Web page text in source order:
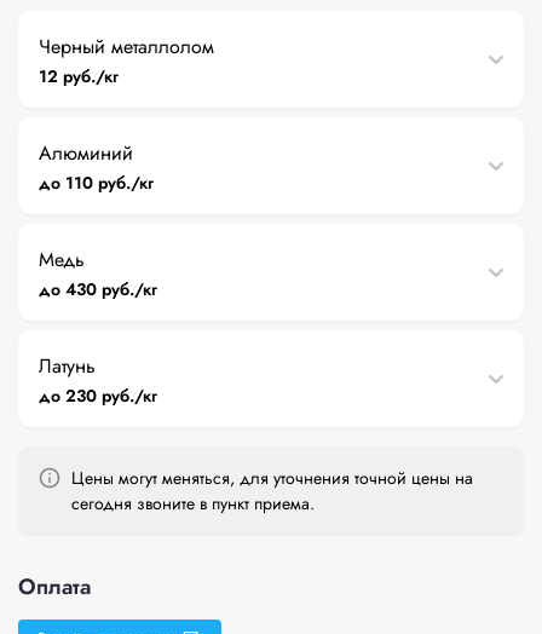
Черный металлолом
12 руб./кг
Алюминий
до 110 руб./кг
Медь
до 430 руб./кг
Латунь
до 230 руб./кг
Цены могут меняться, для уточнения точной цены на
сегодня звоните в пункт приема.
Оплата